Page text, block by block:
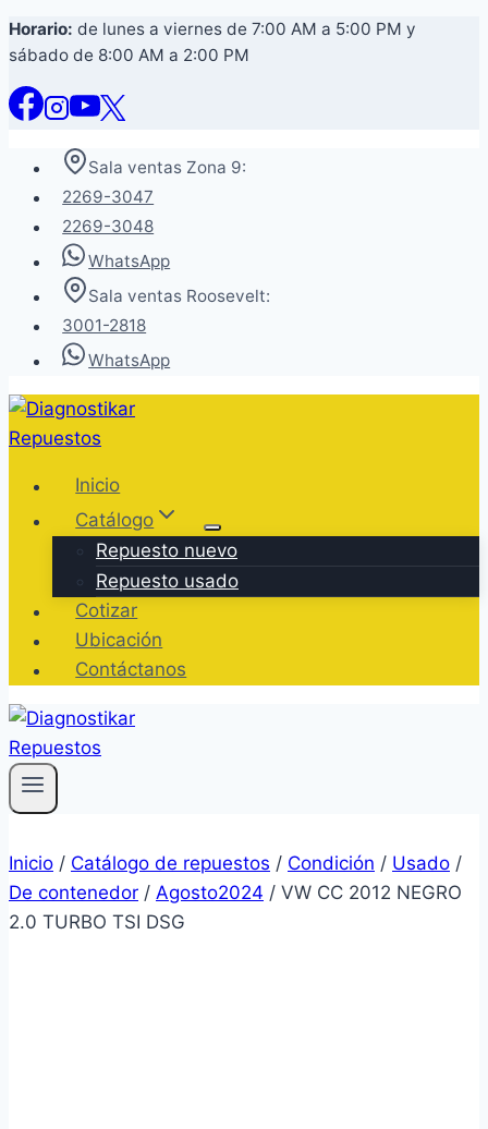
Saltar
al
contenido
Horario: de lunes a viernes de 7:00 AM a 5:00 PM y
sábado de 8:00 AM a 2:00 PM
Sala ventas Zona 9:
2269-3047
2269-3048
WhatsApp
Sala ventas Roosevelt:
3001-2818
WhatsApp
Inicio
Catálogo
Repuesto nuevo
Repuesto usado
Cotizar
Ubicación
Contáctanos
Inicio / Catálogo de repuestos / Condición / Usado /
De contenedor / Agosto2024 / VW CC 2012 NEGRO
2.0 TURBO TSI DSG